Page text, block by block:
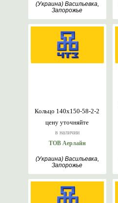
(Украина) Васильевка,
Запорожье
цену уточняйте
в наличии
Кольцо 140х150-58-2-2
ТОВ Аерлайн
(Украина) Васильевка,
Запорожье